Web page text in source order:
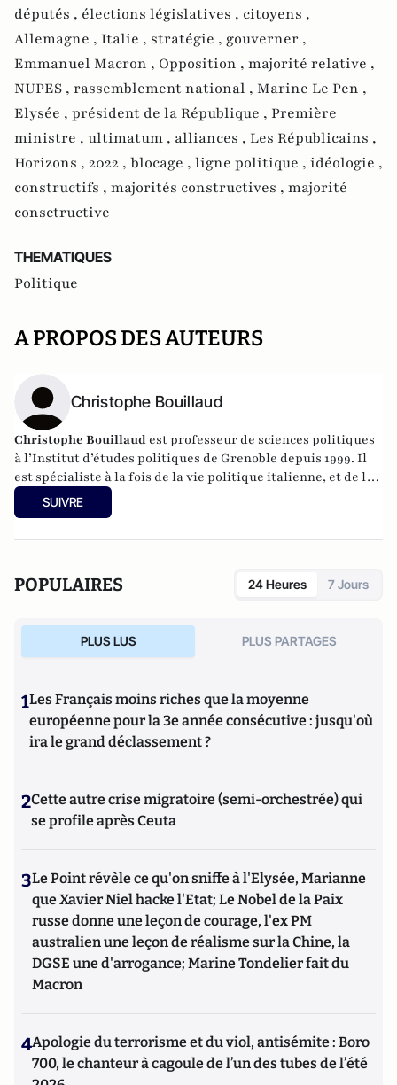
députés , élections législatives , citoyens ,
Allemagne , Italie , stratégie , gouverner ,
Emmanuel Macron , Opposition , majorité relative ,
NUPES , rassemblement national , Marine Le Pen ,
Elysée , président de la République , Première
ministre , ultimatum , alliances , Les Républicains ,
Horizons , 2022 , blocage , ligne politique , idéologie ,
constructifs , majorités constructives , majorité
consctructive
THEMATIQUES
Politique
A PROPOS DES AUTEURS
Christophe Bouillaud
Christophe Bouillaud est professeur de sciences politiques
à l’Institut d’études politiques de Grenoble depuis 1999. Il
est spécialiste à la fois de la vie politique italienne, et de la
vie politique européenne, en particulier sous l’angle des
partis.
SUIVRE
POPULAIRES 24 Heures 7 Jours
PLUS LUS PLUS PARTAGES
1Les Français moins riches que la moyenne
européenne pour la 3e année consécutive : jusqu'où
ira le grand déclassement ?
2Cette autre crise migratoire (semi-orchestrée) qui
se profile après Ceuta
3Le Point révèle ce qu'on sniffe à l'Elysée, Marianne
que Xavier Niel hacke l'Etat; Le Nobel de la Paix
russe donne une leçon de courage, l'ex PM
australien une leçon de réalisme sur la Chine, la
DGSE une d'arrogance; Marine Tondelier fait du
Macron
4Apologie du terrorisme et du viol, antisémite : Boro
700, le chanteur à cagoule de l’un des tubes de l’été